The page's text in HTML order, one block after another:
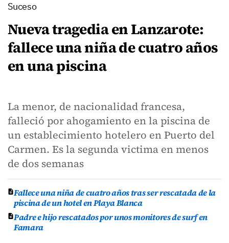
Suceso
Nueva tragedia en Lanzarote:
fallece una niña de cuatro años
en una piscina
La menor, de nacionalidad francesa,
falleció por ahogamiento en la piscina de
un establecimiento hotelero en Puerto del
Carmen. Es la segunda victima en menos
de dos semanas
Fallece una niña de cuatro años tras ser rescatada de la
piscina de un hotel en Playa Blanca
Padre e hijo rescatados por unos monitores de surf en
Famara